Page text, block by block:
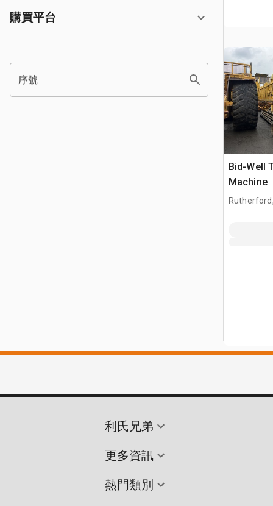
購買平台
序號
Bid-Well
Machine
利氏兄弟
更多資訊
熱門類別